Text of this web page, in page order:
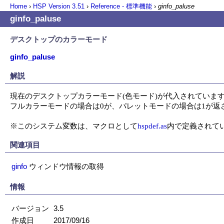
Home › HSP Version 3.51 › Reference - 標準機能 › ginfo_paluse
ginfo_paluse
デスクトップのカラーモード
ginfo_paluse
解説
現在のデスクトップカラーモード(色モード)が代入されています
フルカラーモードの場合は0が、パレットモードの場合は1が返
※このシステム変数は、マクロとしてhspdef.as内で定義されて
関連項目
ginfo ウィンドウ情報の取得
情報
バージョン 3.5
作成日
2017/09/16